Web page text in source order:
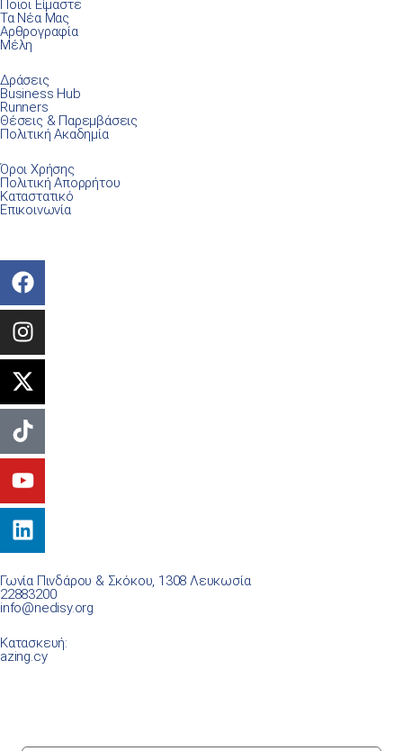
Ποιοι Είμαστε
Τα Νέα Μας
Αρθρογραφία
Μέλη
Δράσεις
Business Hub
Runners
Θέσεις & Παρεμβάσεις
Πολιτική Ακαδημία
Όροι Χρήσης
Πολιτική Απορρήτου
Καταστατικό
Επικοινωνία
Γωνία Πινδάρου & Σκόκου, 1308 Λευκωσία
22883200
info@nedisy.org
Κατασκευή:
azing.cy